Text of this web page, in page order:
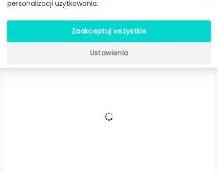
personalizacji użytkowania.
Zaakceptuj wszystkie
Ustawienia